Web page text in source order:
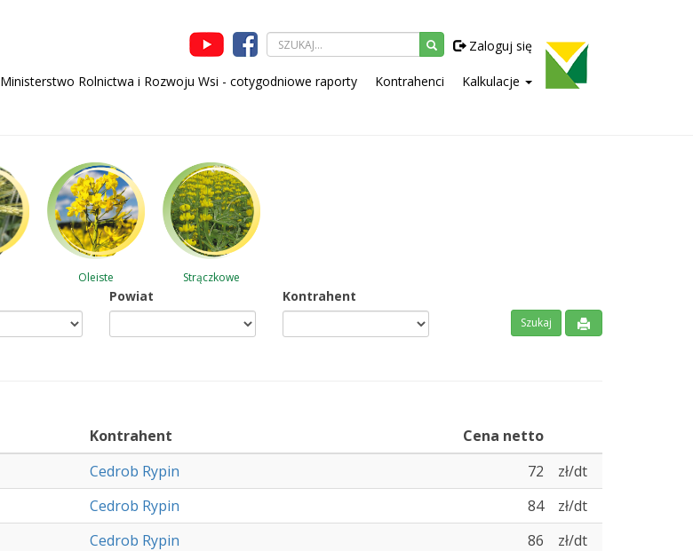
Zaloguj się
Ministerstwo Rolnictwa i Rozwoju Wsi - cotygodniowe raporty Kontrahenci Kalkulacje
Oleiste Strączkowe
Powiat Kontrahent
Kontrahent
Cena netto
Cedrob Rypin 72
zł/dt
Cedrob Rypin 84
zł/dt
Cedrob Rypin 86
zł/dt